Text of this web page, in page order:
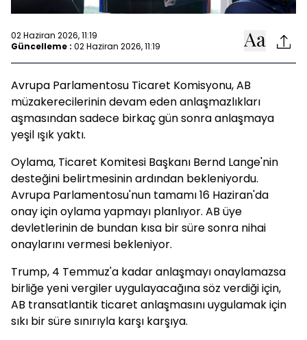
02 Haziran 2026, 11:19
Güncelleme : 02 Haziran 2026, 11:19
Avrupa Parlamentosu Ticaret Komisyonu, AB
müzakerecilerinin devam eden anlaşmazlıkları
aşmasından sadece birkaç gün sonra anlaşmaya
yeşil ışık yaktı.
Oylama, Ticaret Komitesi Başkanı Bernd Lange'nin
desteğini belirtmesinin ardından bekleniyordu.
Avrupa Parlamentosu'nun tamamı 16 Haziran'da
onay için oylama yapmayı planlıyor. AB üye
devletlerinin de bundan kısa bir süre sonra nihai
onaylarını vermesi bekleniyor.
Trump, 4 Temmuz'a kadar anlaşmayı onaylamazsa
birliğe yeni vergiler uygulayacağına söz verdiği için,
AB transatlantik ticaret anlaşmasını uygulamak için
sıkı bir süre sınırıyla karşı karşıya.